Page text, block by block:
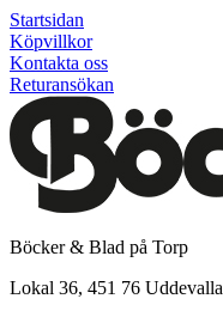
Startsidan
Köpvillkor
Kontakta oss
Returansökan
Böcker & Blad på Torp
Lokal 36, 451 76 Uddevalla